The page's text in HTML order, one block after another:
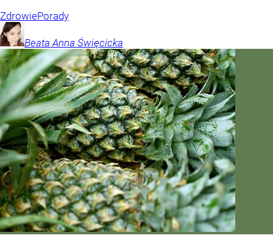
ZdrowiePorady
Beata Anna Święcicka